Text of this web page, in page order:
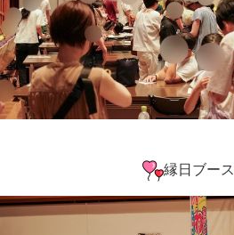
縁日ブース